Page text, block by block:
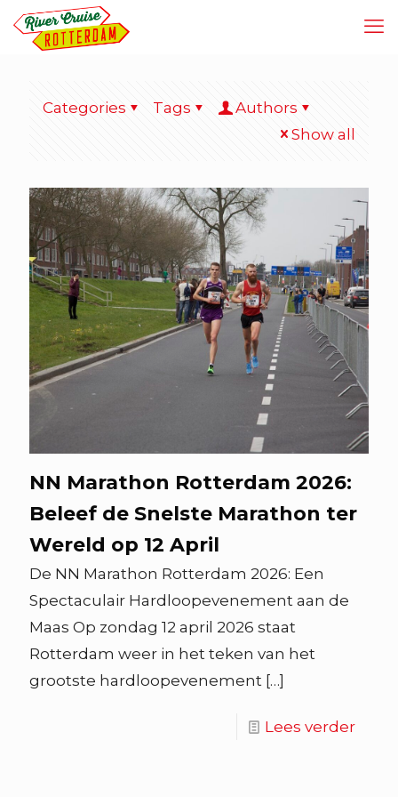
Categories Tags
Authors
Show all
NN Marathon Rotterdam 2026:
Beleef de Snelste Marathon ter
Wereld op 12 April
De NN Marathon Rotterdam 2026: Een
Spectaculair Hardloopevenement aan de
Maas Op zondag 12 april 2026 staat
Rotterdam weer in het teken van het
grootste hardloopevenement […]
Lees verder